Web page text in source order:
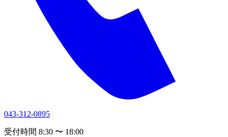
043-312-0895
受付時間 8:30 〜 18:00